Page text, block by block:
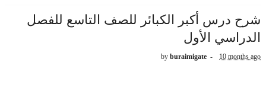
شرح درس أكبر الكبائر للصف التاسع للفصل
الدراسي الأول
byburaimigate 10 months ago